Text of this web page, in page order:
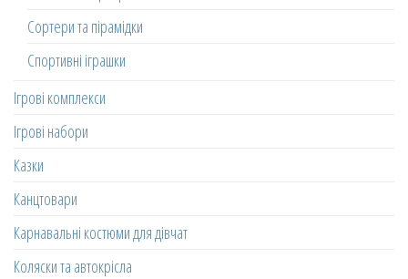
Сортери та пірамідки
Спортивні іграшки
Ігрові комплекси
Ігрові набори
Казки
Канцтовари
Карнавальні костюми для дівчат
Коляски та автокрісла